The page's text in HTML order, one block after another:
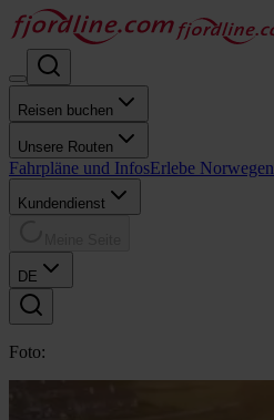
Reisen buchen
Unsere Routen
Fahrpläne und InfosErlebe Norwegen
Kundendienst
DE
Foto: